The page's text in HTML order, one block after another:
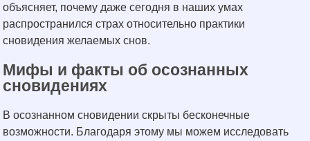
объясняет, почему даже сегодня в наших умах
распространился страх относительно практики
сновидения желаемых снов.
Мифы и факты об осознанных
сновидениях
В осознанном сновидении скрыты бесконечные
возможности. Благодаря этому мы можем исследовать